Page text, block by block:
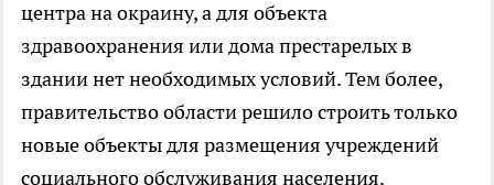
центра на окраину, а для объекта
здравоохранения или дома престарелых в
здании нет необходимых условий. Тем более,
правительство области решило строить только
новые объекты для размещения учреждений
социального обслуживания населения.